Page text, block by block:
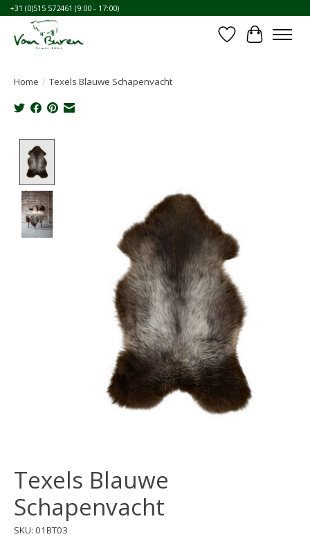
+31 (0)515 572461 (9:00 - 17:00)
Verlanglijst
Home / Texels Blauwe Schapenvacht
Texels Blauwe
Schapenvacht
SKU: 01BT03